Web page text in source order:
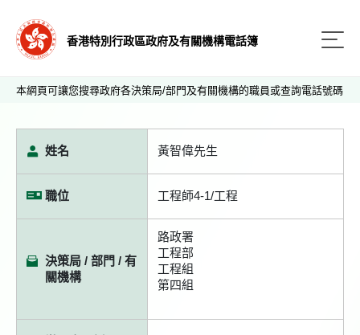
香港特別行政區政府及有關機構電話簿
本網頁可讓您搜尋政府各決策局/部門及有關機構的職員或查詢電話號碼
姓名 黃智偉先生
職位 工程師4-1/工程
決策局 / 部門 / 有
關機構
路政署
工程部
工程組
第四組